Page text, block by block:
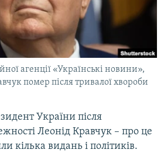
КРИМУ
агенції «Українські новини»,
помер після тривалої хвороби
України після
Леонід Кравчук – про це
кілька видань і політиків.